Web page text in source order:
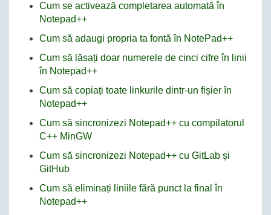
Cum se activează completarea automată în
Notepad++
Cum să adaugi propria ta fontă în NotePad++
Cum să lăsați doar numerele de cinci cifre în linii
în Notepad++
Cum să copiați toate linkurile dintr-un fișier în
Notepad++
Cum să sincronizezi Notepad++ cu compilatorul
C++ MinGW
Cum să sincronizezi Notepad++ cu GitLab și
GitHub
Cum să eliminați liniile fără punct la final în
Notepad++